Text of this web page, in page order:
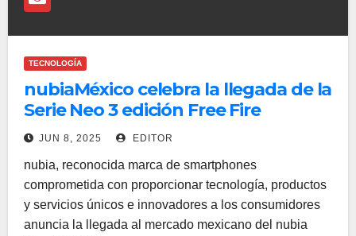
TECNOLOGÍA
nubiaMéxico celebra la llegada de la
Serie Neo 3 edición Free Fire
JUN 8, 2025 EDITOR
nubia, reconocida marca de smartphones
comprometida con proporcionar tecnología, productos
y servicios únicos e innovadores a los consumidores
anuncia la llegada al mercado mexicano del nubia